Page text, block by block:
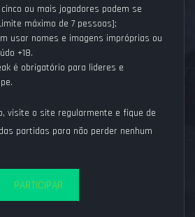
ou mais jogadores podem se
máximo de 7 pessoas];
usar nomes e imagens impróprias ou
+18.
é obrigatório para lideres e
visite o site regularmente e fique de
partidas para não perder nenhum
PARTICIPAR